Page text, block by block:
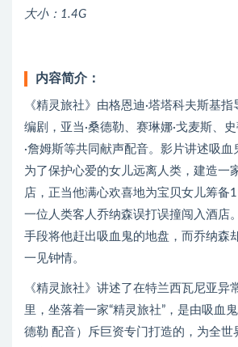
大小：1.4G
内容简介：
《精灵旅社》由格恩迪·塔塔科夫斯基
编剧，亚当·桑德勒、赛琳娜·戈麦斯、
·詹姆斯等共同献声配音。影片讲述吸
为了保护心爱的女儿远离人类，建造一
店，正当他满心欢喜地为宝贝女儿筹备
一位人类客人乔纳森误打误撞闯入酒店
手段将他赶出吸血鬼的地盘，而乔纳森
一见钟情。
《精灵旅社》讲述了在特兰西瓦尼亚异
里，坐落着一家“精灵旅社”，是由吸血
德勒 配音）斥巨资专门打造的，为全世